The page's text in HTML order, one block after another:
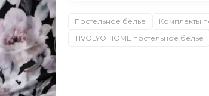
Постельное белье Комплекты
TIVOLYO HOME постельное белье